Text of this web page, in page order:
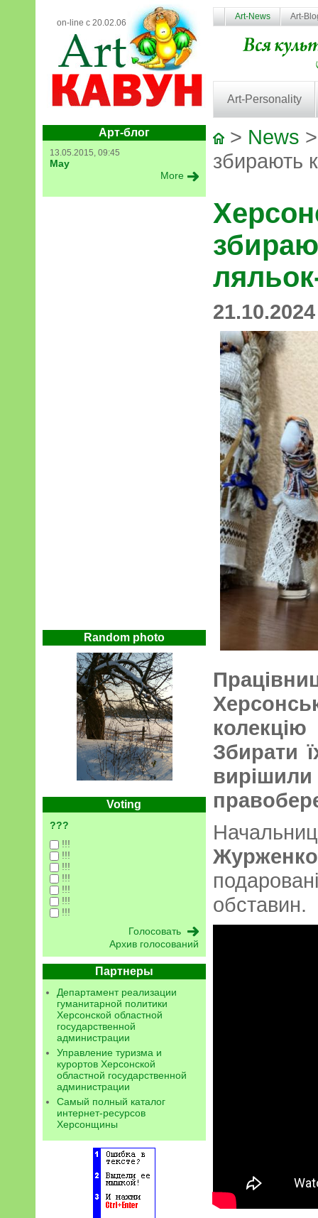
on-line с 20.02.06
Art-News Art-
Art-Personality
Арт-блог
13.05.2015, 09:45
May
More
Random photo
Voting
???
!!!
!!!
!!!
!!!
!!!
!!!
!!!
Архив голосований
Партнеры
Департамент реализации
гуманитарной политики
Херсонской областной
государственной
администрации
Управление туризма и
курортов Херсонской
областной государственной
администрации
Самый полный каталог
интернет-ресурсов
Херсонщины
> News
збирають
Збирати
Журженко
обставин.